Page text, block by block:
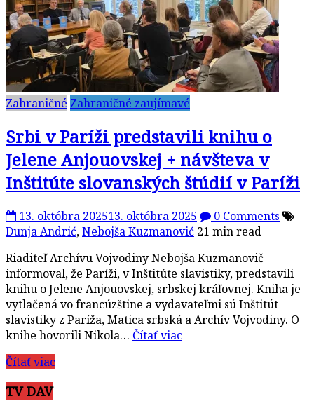
Zahraničné Zahraničné zaujímavé
Srbi v Paríži predstavili knihu o
Jelene Anjouovskej + návšteva v
Inštitúte slovanských štúdií v Paríži
13. októbra 202513. októbra 2025
0 Comments
Dunja Andrić,Nebojša Kuzmanović 21 min read
Riaditeľ Archívu Vojvodiny Nebojša Kuzmanovič
informoval, že Paríži, v Inštitúte slavistiky, predstavili
knihu o Jelene Anjouovskej, srbskej kráľovnej. Kniha je
vytlačená vo francúzštine a vydavateľmi sú Inštitút
slavistiky z Paríža, Matica srbská a Archív Vojvodiny. O
knihe hovorili Nikola… Čítať viac
Čítať viac
TV DAV